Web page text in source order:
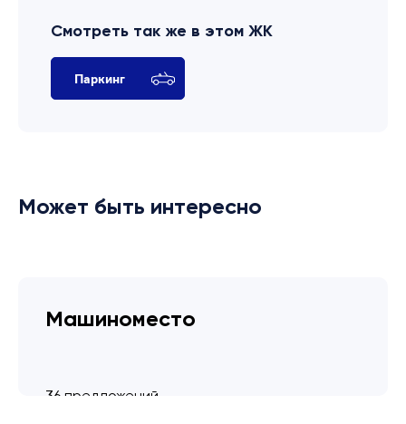
Смотреть так же в этом ЖК
Паркинг
Может быть интересно
Машиноместо
36 предложений